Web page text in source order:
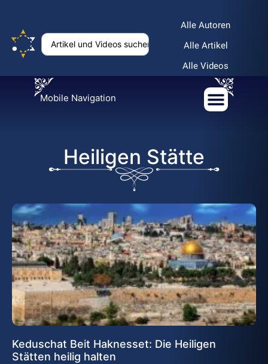
Alle Autoren
Alle Artikel
Alle Videos
Mobile Navigation
Heiligen Stätte
Keduschat Beit Haknesset: Die Heiligen
Stätten heilig halten